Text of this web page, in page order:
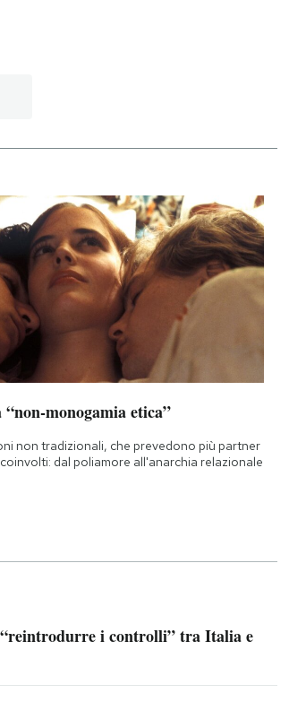
monogamia etica”
non tradizionali, che prevedono più partner
dal poliamore all'anarchia relazionale
i controlli” tra Italia e